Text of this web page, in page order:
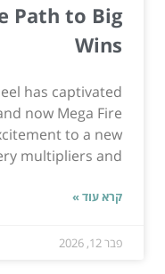
Path to Big
Wins
has captivated
now Mega Fire
to a new
multipliers and...
קרא עוד »
פבר 12, 2026